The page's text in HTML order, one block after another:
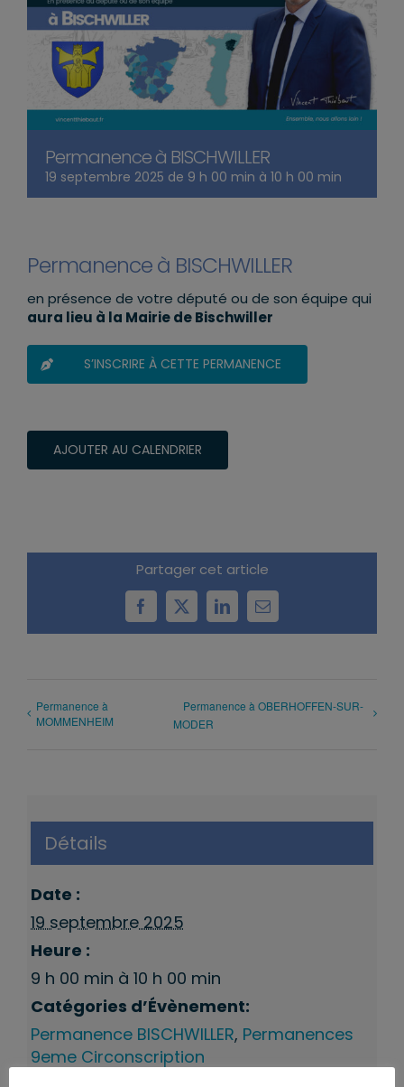
Permanence à BISCHWILLER
19 septembre 2025 de 9 h 00 min à 10 h 00 min
Permanence à BISCHWILLER
en présence de votre député ou de son équipe qui
aura lieu à la Mairie de Bischwiller
S’INSCRIRE À CETTE PERMANENCE
AJOUTER AU CALENDRIER
Partager cet article
Facebook
X LinkedInEmail
Permanence à
MOMMENHEIM
Permanence à OBERHOFFEN-SUR-
MODER
Détails
Date :
19 septembre 2025
Heure :
9 h 00 min à 10 h 00 min
Catégories d’Évènement:
Permanence BISCHWILLER, Permanences
9eme Circonscription